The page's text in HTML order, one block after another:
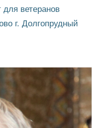
ветеранов
г. Долгопрудный